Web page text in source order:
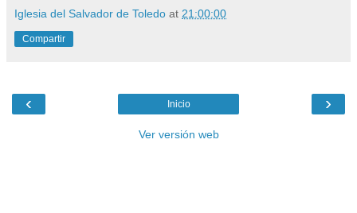
Iglesia del Salvador de Toledo at 21:00:00
Compartir
‹ ›
Inicio
Ver versión web